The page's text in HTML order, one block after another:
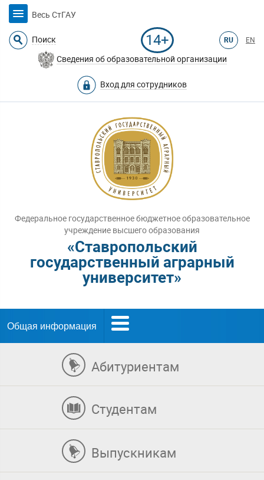
Весь СтГАУ
Поиск 14+ RU EN
Сведения об образовательной организации
Вход для сотрудников
Федеральное государственное бюджетное образовательное
учреждение высшего образования
«Ставропольский
государственный аграрный
университет»
Общая информация
Абитуриентам
Студентам
Выпускникам